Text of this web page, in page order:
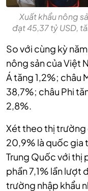
Xuất khẩu nông
đạt 45,37 tỷ USD,
So với cùng kỳ
nông sản của Việt
Á tăng 1,2%; châu
38,7%; châu Phi
2,8%.
Xét theo thị trường
20,9% là quốc gia
Trung Quốc với thị
phần 7,1% lần
trường nhập khẩu